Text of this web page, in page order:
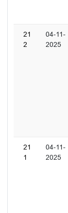
21
2
04-11-
2025
21
1
04-11-
2025